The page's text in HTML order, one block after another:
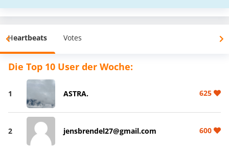
Heartbeats Votes
Die Top 10 User der Woche:
1 ASTRA. 625
2 jensbrendel27@gmail.com 600